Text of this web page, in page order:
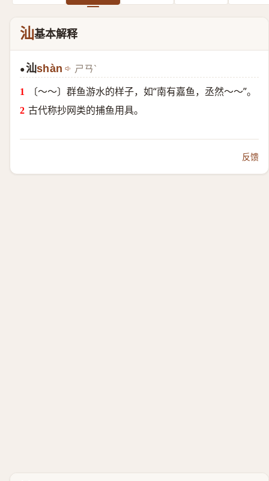
汕基本解释
●汕shàn ㄕㄢˋ
〔～～〕群鱼游水的样子，如“南有嘉鱼，丞然～～”。
古代称抄网类的捕鱼用具。
反馈